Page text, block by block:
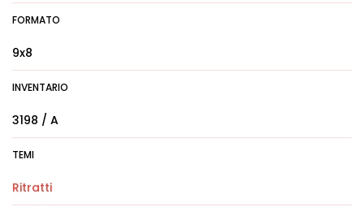
FORMATO
9x8
INVENTARIO
3198 / A
TEMI
Ritratti